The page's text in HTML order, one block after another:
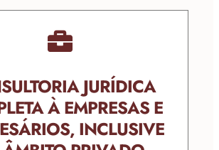
JURÍDICA
À EMPRESAS E
INCLUSIVE